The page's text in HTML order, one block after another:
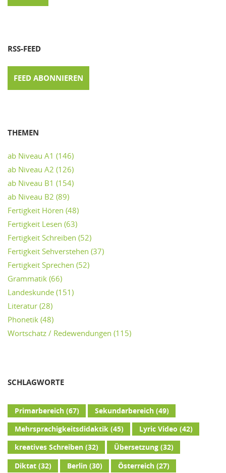
RSS-FEED
FEED ABONNIEREN
THEMEN
ab Niveau A1 (146)
ab Niveau A2 (126)
ab Niveau B1 (154)
ab Niveau B2 (89)
Fertigkeit Hören (48)
Fertigkeit Lesen (63)
Fertigkeit Schreiben (52)
Fertigkeit Sehverstehen (37)
Fertigkeit Sprechen (52)
Grammatik (66)
Landeskunde (151)
Literatur (28)
Phonetik (48)
Wortschatz / Redewendungen (115)
SCHLAGWORTE
Primarbereich(67) Sekundarbereich(49)
Mehrsprachigkeitsdidaktik(45) Lyric Video (42)
kreatives Schreiben(32) Übersetzung(32)
Diktat(32) Berlin(30) Österreich(27)